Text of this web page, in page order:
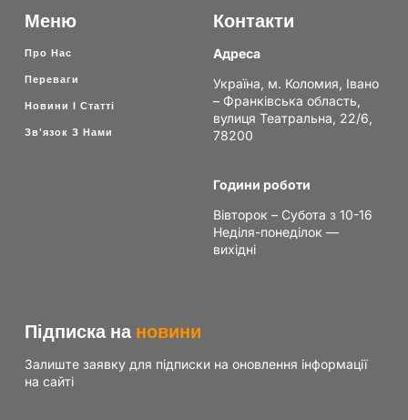
Меню
Про Нас
Переваги
Новини І Статті
Зв'язок З Нами
Контакти
Адреса
Україна, м. Коломия, Івано
– Франківська область,
вулиця Театральна, 22/6,
78200
Години роботи
Вівторок – Субота з 10-16
Неділя-понеділок —
вихідні
Підписка на новини
Залиште заявку для підписки на оновлення інформації
на сайті